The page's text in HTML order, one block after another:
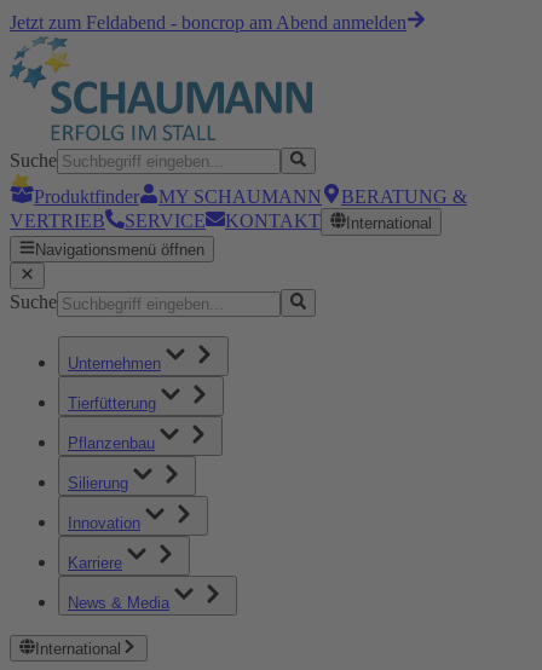
Jetzt zum Feldabend - boncrop am Abend anmelden
Suche
Produktfinder
MY SCHAUMANN
BERATUNG &
VERTRIEB
SERVICE KONTAKT
International
Navigationsmenü öffnen
Suche
Unternehmen
Tierfütterung
Pflanzenbau
Silierung
Innovation
Karriere
News & Media
International